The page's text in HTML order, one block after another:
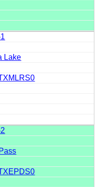
Lake